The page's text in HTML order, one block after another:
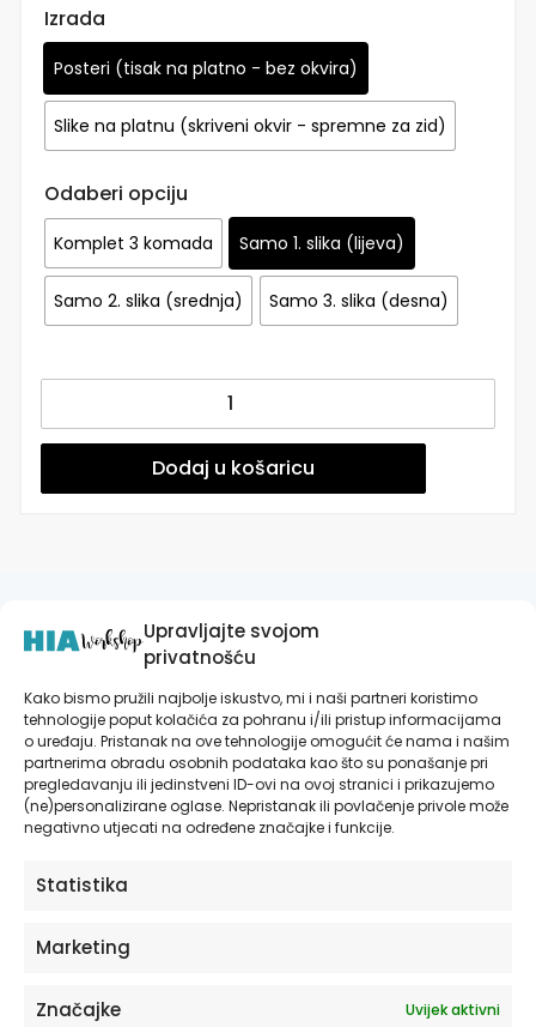
Upravljajte svojom
privatnošću
Kako bismo pružili najbolje iskustvo, mi i naši partneri koristimo
tehnologije poput kolačića za pohranu i/ili pristup informacijama
o uređaju. Pristanak na ove tehnologije omogućit će nama i našim
partnerima obradu osobnih podataka kao što su ponašanje pri
pregledavanju ili jedinstveni ID-ovi na ovoj stranici i prikazujemo
(ne)personalizirane oglase. Nepristanak ili povlačenje privole može
negativno utjecati na određene značajke i funkcije.
Statistika
Marketing
Značajke
Uvijek aktivni
Izrada
Posteri (tisak na platno - bez okvira)
Slike na platnu (skriveni okvir - spremne za zid)
Odaberi opciju
Komplet 3 komada Samo 1. slika (lijeva)
Samo 2. slika (srednja) Samo 3. slika (desna)
Slike
platnu
količina
Dodaj u košaricu
Recenzije (0)
I AM YOURS FOREVER
Set postera “I am Yours Forever” nježno
poster “You are mine today” s nježnim
nježne emocije današnjeg dana,
se trebaju cijeniti i čuvati.